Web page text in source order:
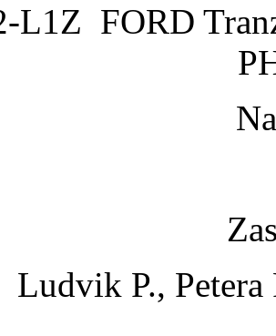
L1Z FORD
Ludvik P.,